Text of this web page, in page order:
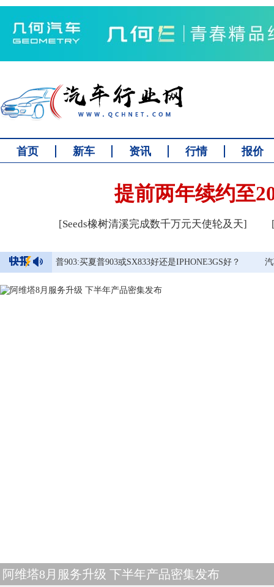
首页 新车 资讯 行情 报价
提前两年续约至
[Seeds橡树清溪完成数千万元天使轮及天]
夏普903:买夏普903或SX833好还是IPHONE3GS好？ 汽车摩托车,
持续推进在华新能源布局奔驰：中国灵感全球创新